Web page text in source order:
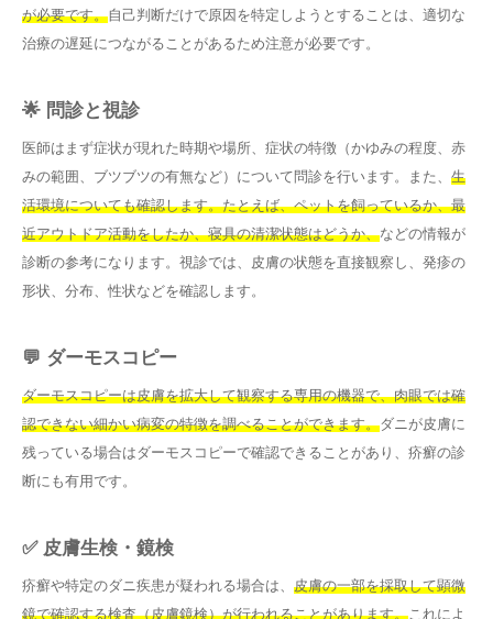
が必要です。自己判断だけで原因を特定しようとすることは、適切な
治療の遅延につながることがあるため注意が必要です。
🌟 問診と視診
医師はまず症状が現れた時期や場所、症状の特徴（かゆみの程度、赤
みの範囲、ブツブツの有無など）について問診を行います。また、 生
活環境についても確認します。たとえば、ペットを飼っているか、最
近アウトドア活動をしたか、寝具の清潔状態はどうか、などの情報が
診断の参考になります。視診では、皮膚の状態を直接観察し、発疹の
形状、分布、性状などを確認します。
💬 ダーモスコピー
ダーモスコピーは皮膚を拡大して観察する専用の機器で、肉眼では確
認できない細かい病変の特徴を調べることができます。ダニが皮膚に
残っている場合はダーモスコピーで確認できることがあり、疥癬の診
断にも有用です。
✅ 皮膚生検・鏡検
疥癬や特定のダニ疾患が疑われる場合は、 皮膚の一部を採取して顕微
鏡で確認する検査（皮膚鏡検）が行われることがあります。 これによ